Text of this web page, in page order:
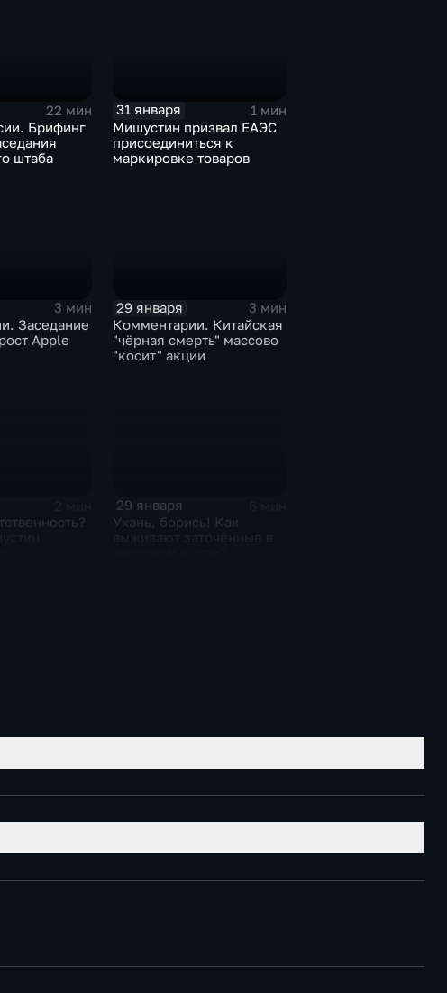
22 мин
Брифинг
штаба
31 января
1 мин
Мишустин призвал ЕАЭС
присоединиться к
маркировке товаров
3 мин
Заседание
Apple
29 января
3 мин
Комментарии. Китайская
"чёрная смерть" массово
"косит" акции
вице-
29 января
Ухань, борись! Как